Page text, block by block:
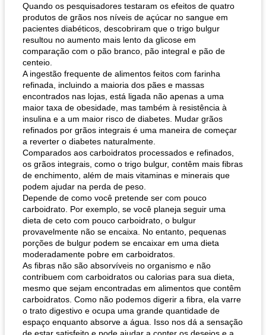
Quando os pesquisadores testaram os efeitos de quatro
produtos de grãos nos níveis de açúcar no sangue em
pacientes diabéticos, descobriram que o trigo bulgur
resultou no aumento mais lento da glicose em
comparação com o pão branco, pão integral e pão de
centeio.
A ingestão frequente de alimentos feitos com farinha
refinada, incluindo a maioria dos pães e massas
encontrados nas lojas, está ligada não apenas a uma
maior taxa de obesidade, mas também à resistência à
insulina e a um maior risco de diabetes. Mudar grãos
refinados por grãos integrais é uma maneira de começar
a reverter o diabetes naturalmente.
Comparados aos carboidratos processados ​​e refinados,
os grãos integrais, como o trigo bulgur, contêm mais fibras
de enchimento, além de mais vitaminas e minerais que
podem ajudar na perda de peso.
Depende de como você pretende ser com pouco
carboidrato. Por exemplo, se você planeja seguir uma
dieta de ceto com pouco carboidrato, o bulgur
provavelmente não se encaixa. No entanto, pequenas
porções de bulgur podem se encaixar em uma dieta
moderadamente pobre em carboidratos.
As fibras não são absorvíveis no organismo e não
contribuem com carboidratos ou calorias para sua dieta,
mesmo que sejam encontradas em alimentos que contêm
carboidratos. Como não podemos digerir a fibra, ela varre
o trato digestivo e ocupa uma grande quantidade de
espaço enquanto absorve a água. Isso nos dá a sensação